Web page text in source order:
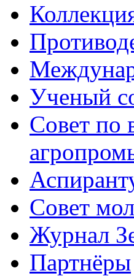
Ученый
Совет по
Совет
Журнал
Партнёры